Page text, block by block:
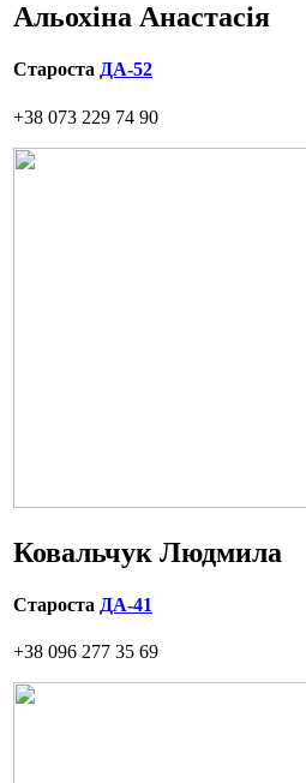
Альохіна Анастасія
Староста ДА-52
+38 073 229 74 90
Ковальчук Людмила
Староста ДА-41
+38 096 277 35 69